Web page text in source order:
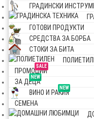
ГРАДИНСКИ
ГОТОВИ ПРОДУКТИ
СРЕДСТВА ЗА БОРБА
СТОКИ ЗА БИТА
SALE
ПРОМОЦИИ
NEW
ЗА ДЕЦА
NEW
ВИНО И РАКИЯ
СЕМЕНА